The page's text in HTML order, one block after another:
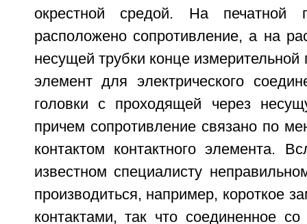
окрестной средой. На печатной
расположено сопротивление, а на
несущей трубки конце измерительной
элемент для электрического
головки с проходящей через
причем сопротивление связано по
контактом контактного элемента.
известном специалисту
производиться, например, короткое
контактами, так что соединенное со